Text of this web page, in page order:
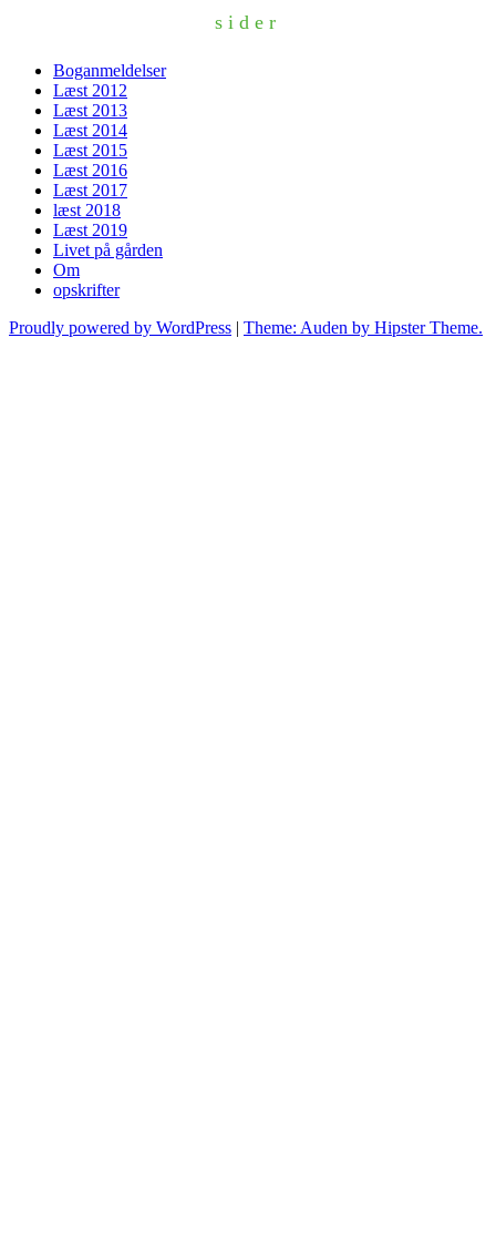
sider
Boganmeldelser
Læst 2012
Læst 2013
Læst 2014
Læst 2015
Læst 2016
Læst 2017
læst 2018
Læst 2019
Livet på gården
Om
opskrifter
Proudly powered by WordPress | Theme: Auden by Hipster Theme.